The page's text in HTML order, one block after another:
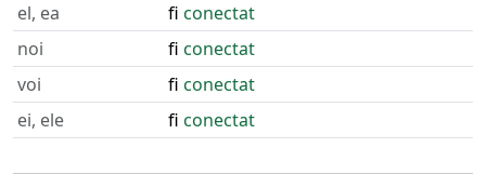
el, ea
fi conectat
noi
fi conectat
voi
fi conectat
ei, ele
fi conectat